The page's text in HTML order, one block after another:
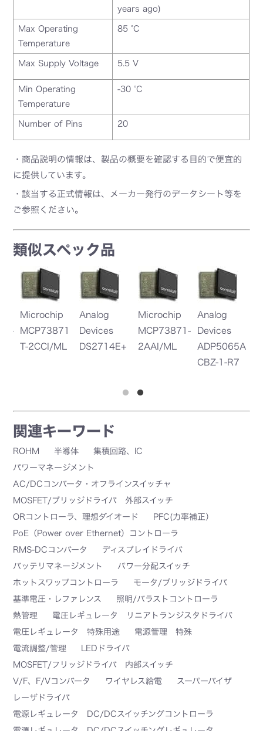
years ago)
Max Operating
Temperature
85 °C
Max Supply Voltage 5.5 V
Min Operating
Temperature
-30 °C
Number of Pins 20
・商品説明の情報は、製品の概要を確認する目的で便宜的
に提供しています。
・該当する正式情報は、メーカー発行のデータシート等を
ご参照ください。
類似スペック品
ML
Analog
Devices
ADP5065A
Analog
Devices
ADP5061A
関連キーワード
ROHM 半導体
集積回路、IC
パワーマネージメント
AC/DCコンバータ・オフラインスイッチャ
MOSFET/ブリッジドライバ 外部スイッチ
ORコントローラ、理想ダイオード
PFC(力率補正）
PoE（Power over Ethernet）コントローラ
RMS-DCコンバータ
ディスプレイドライバ
バッテリマネージメント
パワー分配スイッチ
ホットスワップコントローラ
モータ/ブリッジドライバ
基準電圧・レファレンス
照明/バラストコントローラ
熱管理
電圧レギュレータ リニアトランジスタドライバ
電圧レギュレータ 特殊用途
電源管理 特殊
電流調整/管理
LEDドライバ
MOSFET/フリッジドライバ 内部スイッチ
V/F、F/Vコンバータ
ワイヤレス給電
スーパーバイザ
レーザドライバ
電源レギュレータ DC/DCスイッチングコントローラ